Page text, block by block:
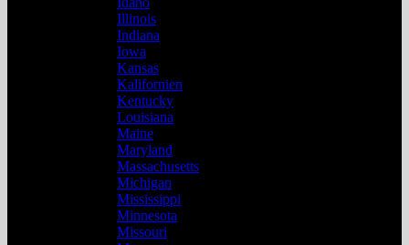
Illinois
Indiana
Iowa
Kansas
Kalifornien
Kentucky
Louisiana
Maine
Maryland
Massachusetts
Michigan
Mississippi
Minnesota
Missouri